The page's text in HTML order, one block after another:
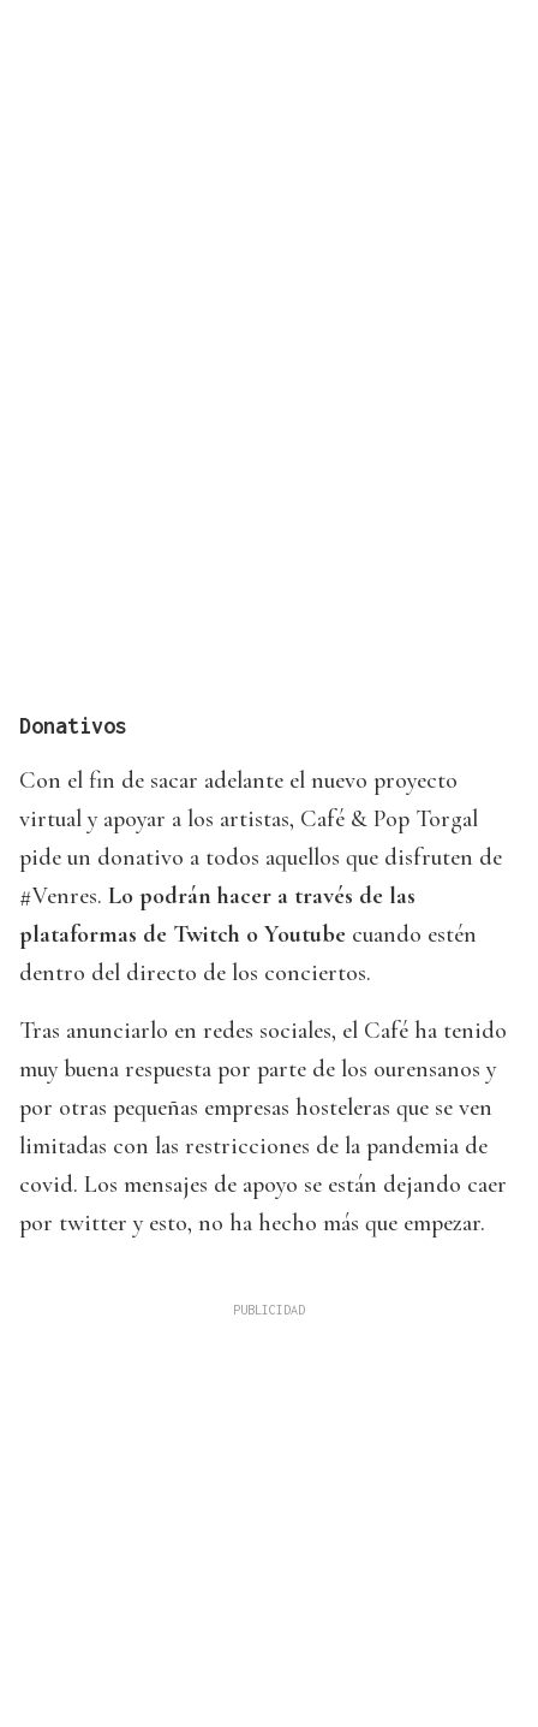
Donativos
Con el fin de sacar adelante el nuevo proyecto
virtual y apoyar a los artistas, Café & Pop Torgal
pide un donativo a todos aquellos que disfruten de
#Venres. Lo podrán hacer a través de las
plataformas de Twitch o Youtube cuando estén
dentro del directo de los conciertos.
Tras anunciarlo en redes sociales, el Café ha tenido
muy buena respuesta por parte de los ourensanos y
por otras pequeñas empresas hosteleras que se ven
limitadas con las restricciones de la pandemia de
covid. Los mensajes de apoyo se están dejando caer
por twitter y esto, no ha hecho más que empezar.